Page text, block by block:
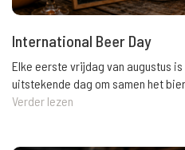
International Beer Day
Elke eerste vrijdag van augustus
uitstekende dag om samen het
Verder lezen